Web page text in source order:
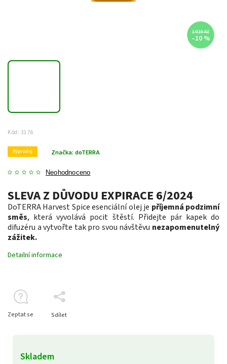
1 010 Kč
–10 %
Kód: 3176
Výprodej
Neohodnoceno
Značka: doTERRA
Skladem
SLEVA Z DŮVODU EXPIRACE 6/2024
DoTERRA Harvest Spice esenciální olej je příjemná podzimní
směs, která vyvolává pocit štěstí. Přidejte pár kapek do
difuzéru a vytvořte tak pro svou návštěvu nezapomenutelný
zážitek.
Detailní informace
Zeptat se Sdílet